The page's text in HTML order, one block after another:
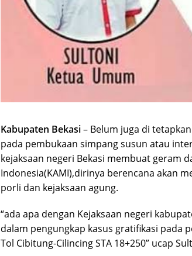
Kabupaten Bekasi– Belum juga di
pada pembukaan simpang susun atau
kejaksaan negeri Bekasi membuat geram
Indonesia(KAMI),dirinya berencana akan
porli dan kejaksaan agung.
“ada apa dengan Kejaksaan negeri
dalam pengungkap kasus gratifikasi pada
Tol Cibitung-Cilincing STA 18+250” ucap